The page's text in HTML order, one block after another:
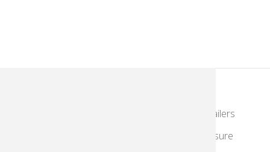
Retailers
Travel & Leisure